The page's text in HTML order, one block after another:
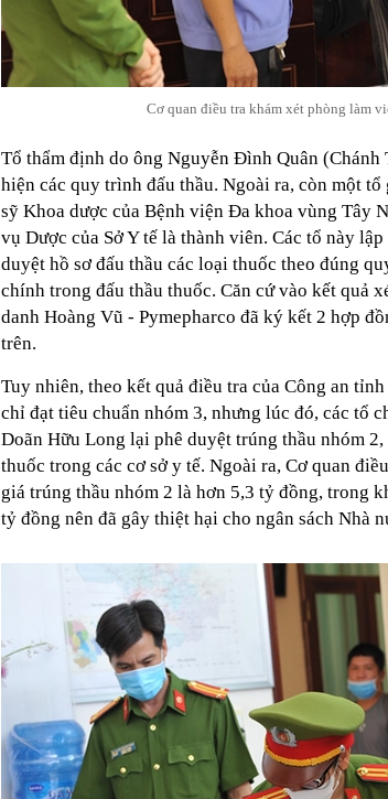
Cơ quan điều tra khám xét phòng làm
Tổ thẩm định do ông Nguyễn Đình Quân (Chánh
hiện các quy trình đấu thầu. Ngoài ra, còn một
sỹ Khoa dược của Bệnh viện Đa khoa vùng Tây
vụ Dược của Sở Y tế là thành viên. Các tổ này
duyệt hồ sơ đấu thầu các loại thuốc theo đúng
chính trong đấu thầu thuốc. Căn cứ vào kết quả
danh Hoàng Vũ - Pymepharco đã ký kết 2 hợp
trên.
Tuy nhiên, theo kết quả điều tra của Công an
chỉ đạt tiêu chuẩn nhóm 3, nhưng lúc đó, các tổ
Doãn Hữu Long lại phê duyệt trúng thầu nhóm
thuốc trong các cơ sở y tế. Ngoài ra, Cơ quan
giá trúng thầu nhóm 2 là hơn 5,3 tỷ đồng, trong
tỷ đồng nên đã gây thiệt hại cho ngân sách Nhà